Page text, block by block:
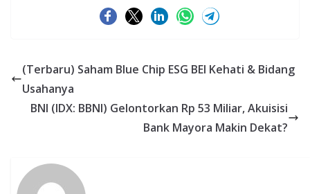
(Terbaru) Saham Blue Chip ESG BEI Kehati & Bidang
Usahanya
BNI (IDX: BBNI) Gelontorkan Rp 53 Miliar, Akuisisi
Bank Mayora Makin Dekat?